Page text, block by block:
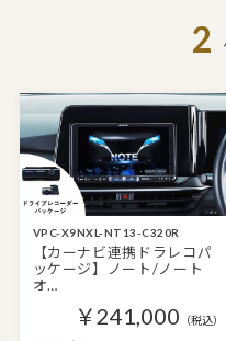
2
VPC-X9NXL-NT13-C320R
【カーナビ連携ドラレコパ
ッケージ】ノート/ノート
オ…
￥241,000 （税込）